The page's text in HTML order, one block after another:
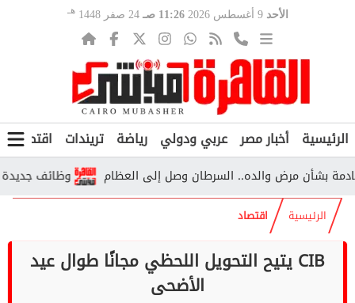
الأحد 9 أغسطس 2026 11:26 صـ 24 صفر 1448 هـ
الرئيسية أخبار مصر عربي ودولي رياضة تريندات اقتصاد
وظائف جديدة مرض والده.. السرطان وصل إلى العظام
الرئيسية اقتصاد
CIB يتيح التحويل اللحظي مجانًا طوال عيد
الأضحى